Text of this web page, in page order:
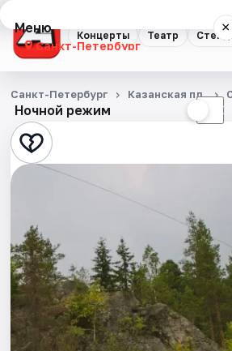
Концерты Театр
Меню ×
Санкт-Петербург
Концерты
Театр
Стендап
Квесты
Экскурсии
Спорт
Ночной режим ☾
Санкт-Петербург Казанская пл.